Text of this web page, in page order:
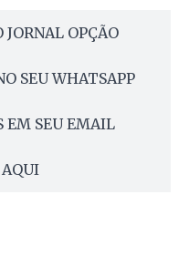
JORNAL OPÇÃO
SEU WHATSAPP
EM SEU EMAIL